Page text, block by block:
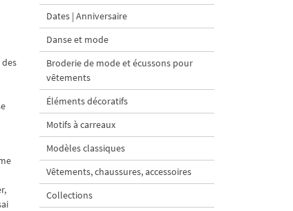
Dates | Anniversaire
Danse et mode
Broderie de mode et écussons pour
vêtements
Éléments décoratifs
Motifs à carreaux
Modèles classiques
Vêtements, chaussures, accessoires
Collections